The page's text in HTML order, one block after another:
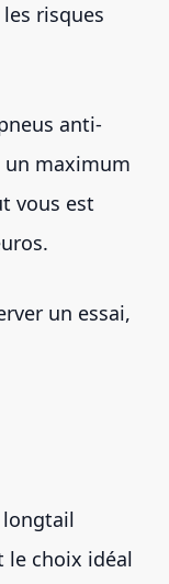
risques
anti-
un maximum
vous est
un essai,
longtail
le choix idéal